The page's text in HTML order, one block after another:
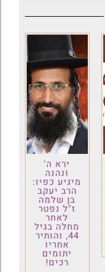
ירא ה'
ונהנה
מיגיע כפיו:
הרב יעקב
בן שלמה
ז"ל נפטר
לאחר
מחלה בגיל
44, והותיר
אחריו
יתומים
רכים!